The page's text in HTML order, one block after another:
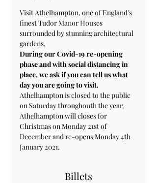
Visit Athelhampton, one of England's
finest Tudor Manor Houses
surrounded by stunning architectural
gardens.
During our Covid-19 re-opening
phase and with social distancing in
place, we ask if you can tell us what
day you are going to visit.
Athelhampton is closed to the public
on Saturday throughouth the year,
Athelhampton will closes for
Christmas on Monday 21st of
December and re-opens Monday 4th
January 2021.
Billets